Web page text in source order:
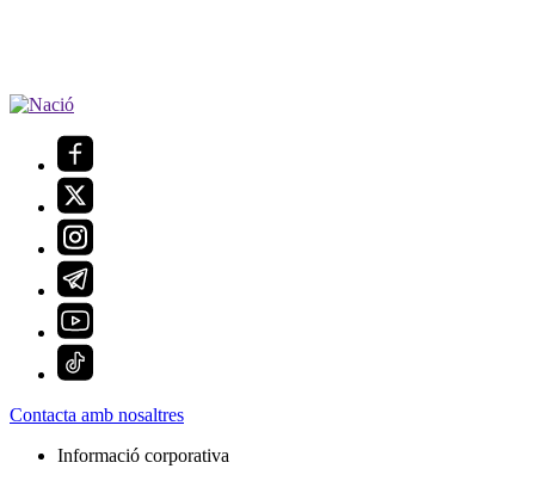
Contacta amb nosaltres
Informació corporativa